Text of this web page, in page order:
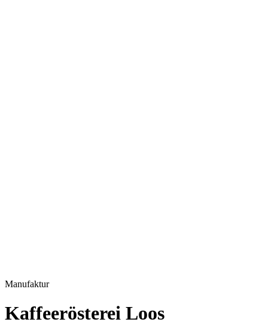
Manufaktur
Kaffeerösterei Loos